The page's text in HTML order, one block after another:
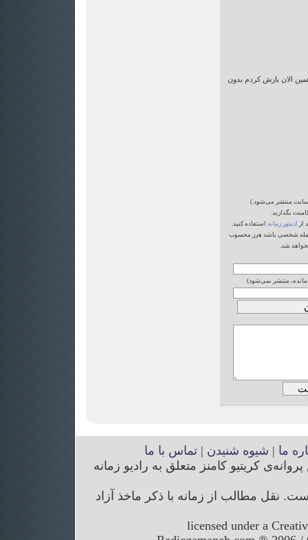
الان بازش کردم بدون
منتشر می‌شود.)
بگذارید.
از
ادیتور زمانه استفاده کنید.
حمله شخصی باشد هرز محسوب
شد.
مانده، منتشر نمی‌شود)
ما | شیوه شنیدن |تماس با ما
کریتیو کامنز متعلق به رادیو زمانه
نقل مطالب از زمانه با ذکر ماخذ آزاد
licensed under a